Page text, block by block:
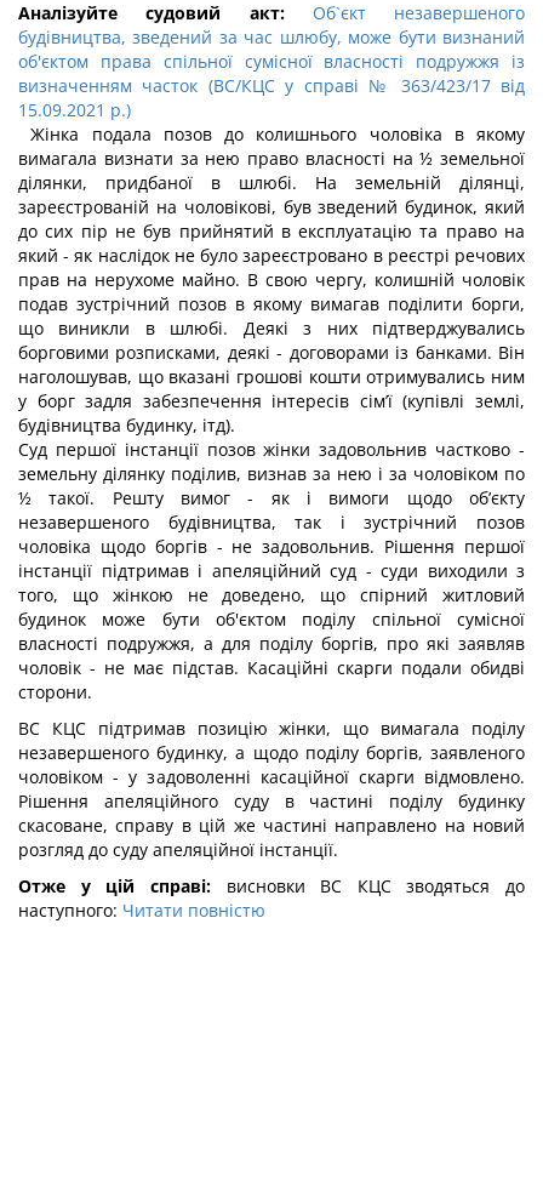
Аналізуйте судовий акт:
Об`єкт незавершеного
будівництва, зведений за час шлюбу, може бути визнаний
об'єктом права спільної сумісної власності подружжя із
визначенням часток (ВС/КЦС у справі № 363/423/17 від
15.09.2021 р.)
Жінка подала позов до колишнього чоловіка в якому
вимагала визнати за нею право власності на ½ земельної
ділянки, придбаної в шлюбі. На земельній ділянці,
зареєстрованій на чоловікові, був зведений будинок, який
до сих пір не був прийнятий в експлуатацію та право на
який - як наслідок не було зареєстровано в реєстрі речових
прав на нерухоме майно. В свою чергу, колишній чоловік
подав зустрічний позов в якому вимагав поділити борги,
що виникли в шлюбі. Деякі з них підтверджувались
борговими розписками, деякі - договорами із банками. Він
наголошував, що вказані грошові кошти отримувались ним
у борг задля забезпечення інтересів сім’ї (купівлі землі,
будівництва будинку, ітд).
Суд першої інстанції позов жінки задовольнив частково -
земельну ділянку поділив, визнав за нею і за чоловіком по
½ такої. Решту вимог - як і вимоги щодо об’єкту
незавершеного будівництва, так і зустрічний позов
чоловіка щодо боргів - не задовольнив. Рішення першої
інстанції підтримав і апеляційний суд - суди виходили з
того, що жінкою не доведено, що спірний житловий
будинок може бути об'єктом поділу спільної сумісної
власності подружжя, а для поділу боргів, про які заявляв
чоловік - не має підстав. Касаційні скарги подали обидві
сторони.
ВС КЦС підтримав позицію жінки, що вимагала поділу
незавершеного будинку, а щодо поділу боргів, заявленого
чоловіком - у задоволенні касаційної скарги відмовлено.
Рішення апеляційного суду в частині поділу будинку
скасоване, справу в цій же частині направлено на новий
розгляд до суду апеляційної інстанції.
Отже у цій справі: висновки ВС КЦС зводяться до
наступного: Читати повністю